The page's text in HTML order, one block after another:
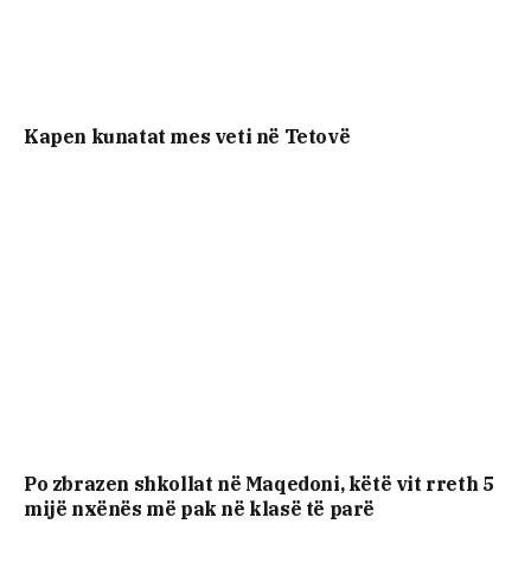
Kapen kunatat mes veti në Tetovë
Po zbrazen shkollat në Maqedoni, këtë vit rreth 5
mijë nxënës më pak në klasë të parë